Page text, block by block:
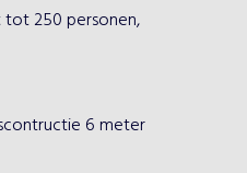
tot 250 personen,
6 meter